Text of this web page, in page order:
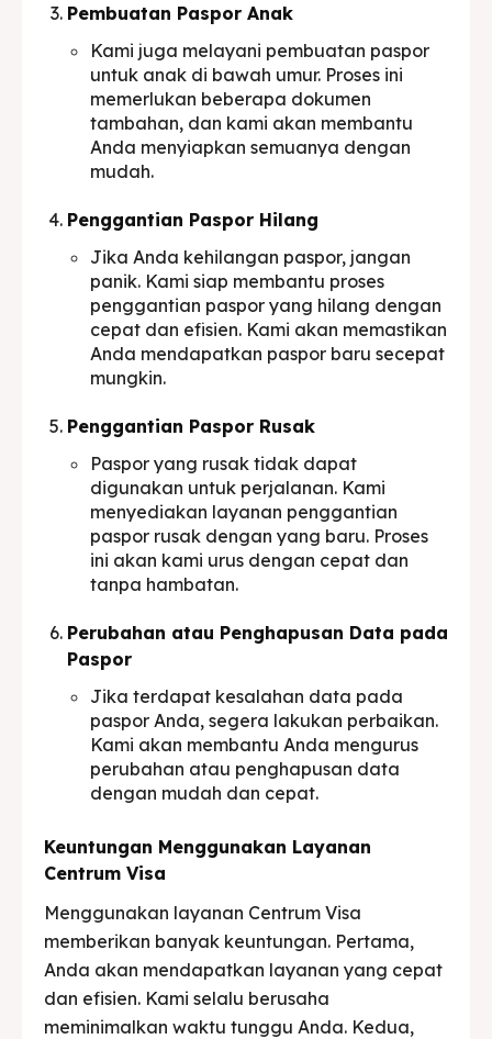
Pembuatan Paspor Anak
Kami juga melayani pembuatan paspor
untuk anak di bawah umur. Proses ini
memerlukan beberapa dokumen
tambahan, dan kami akan membantu
Anda menyiapkan semuanya dengan
mudah.
Penggantian Paspor Hilang
Jika Anda kehilangan paspor, jangan
panik. Kami siap membantu proses
penggantian paspor yang hilang dengan
cepat dan efisien. Kami akan memastikan
Anda mendapatkan paspor baru secepat
mungkin.
Penggantian Paspor Rusak
Paspor yang rusak tidak dapat
digunakan untuk perjalanan. Kami
menyediakan layanan penggantian
paspor rusak dengan yang baru. Proses
ini akan kami urus dengan cepat dan
tanpa hambatan.
Perubahan atau Penghapusan Data pada
Paspor
Jika terdapat kesalahan data pada
paspor Anda, segera lakukan perbaikan.
Kami akan membantu Anda mengurus
perubahan atau penghapusan data
dengan mudah dan cepat.
Keuntungan Menggunakan Layanan
Centrum Visa
Menggunakan layanan Centrum Visa
memberikan banyak keuntungan. Pertama,
Anda akan mendapatkan layanan yang cepat
dan efisien. Kami selalu berusaha
meminimalkan waktu tunggu Anda. Kedua,